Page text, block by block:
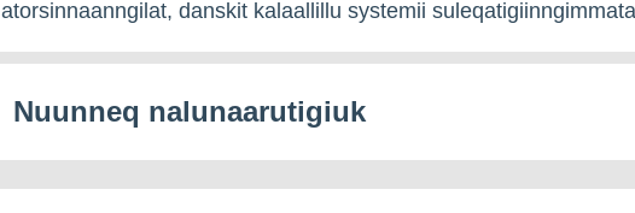
atorsinnaanngilat, danskit kalaallillu systemii
Nuunneq nalunaarutigiuk